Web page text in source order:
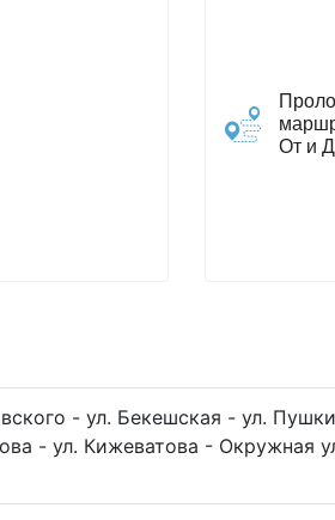
От и
- ул. Бекешская - ул.
- ул. Кижеватова - Окружная